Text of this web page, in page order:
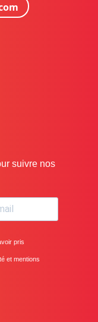
suivre nos
pris
et mentions